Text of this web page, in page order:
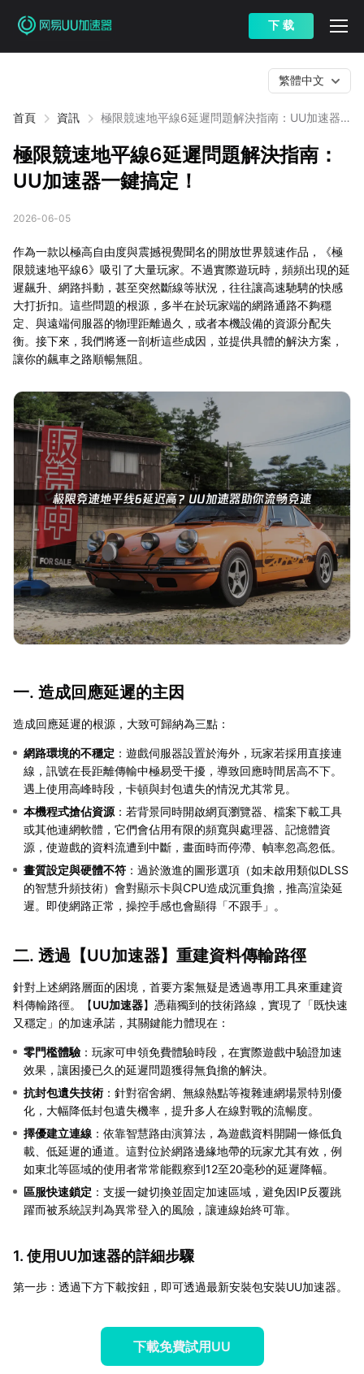
下 载
首頁 資訊
極限競速地平線6延遲問題解決指南：UU加速器
繁體中文
極限競速地平線6延遲問題解決指南：
UU加速器一鍵搞定！
2026-06-05
作為一款以極高自由度與震撼視覺聞名的開放世界競速作品，《極
限競速地平線6》吸引了大量玩家。不過實際遊玩時，頻頻出現的延
遲飆升、網路抖動，甚至突然斷線等狀況，往往讓高速馳騁的快感
大打折扣。這些問題的根源，多半在於玩家端的網路通路不夠穩
定、與遠端伺服器的物理距離過久，或者本機設備的資源分配失
衡。接下來，我們將逐一剖析這些成因，並提供具體的解決方案，
讓你的飆車之路順暢無阻。
一. 造成回應延遲的主因
造成回應延遲的根源，大致可歸納為三點：
網路環境的不穩定 ：遊戲伺服器設置於海外，玩家若採用直接連
線，訊號在長距離傳輸中極易受干擾，導致回應時間居高不下。
遇上使用高峰時段，卡頓與封包遺失的情況尤其常見。
本機程式搶佔資源 ：若背景同時開啟網頁瀏覽器、檔案下載工具
或其他連網軟體，它們會佔用有限的頻寬與處理器、記憶體資
源，使遊戲的資料流遭到中斷，畫面時而停滯、幀率忽高忽低。
畫質設定與硬體不符 ：過於激進的圖形選項（如未啟用類似DLSS
的智慧升頻技術）會對顯示卡與CPU造成沉重負擔，推高渲染延
遲。即使網路正常，操控手感也會顯得「不跟手」。
二. 透過【UU加速器】重建資料傳輸路徑
針對上述網路層面的困境，首要方案無疑是透過專用工具來重建資
料傳輸路徑。【UU加速器】憑藉獨到的技術路線，實現了「既快速
又穩定」的加速承諾，其關鍵能力體現在：
零門檻體驗 ：玩家可申領免費體驗時段，在實際遊戲中驗證加速
效果，讓困擾已久的延遲問題獲得無負擔的解決。
抗封包遺失技術 ：針對宿舍網、無線熱點等複雜連網場景特別優
化，大幅降低封包遺失機率，提升多人在線對戰的流暢度。
擇優建立連線 ：依靠智慧路由演算法，為遊戲資料開闢一條低負
載、低延遲的通道。這對位於網路邊緣地帶的玩家尤其有效，例
如東北等區域的使用者常常能觀察到12至20毫秒的延遲降幅。
區服快速鎖定 ：支援一鍵切換並固定加速區域，避免因IP反覆跳
躍而被系統誤判為異常登入的風險，讓連線始終可靠。
1. 使用UU加速器的詳細步驟
第一步：透過下方下載按鈕，即可透過最新安裝包安裝UU加速器。
下載免費試用UU